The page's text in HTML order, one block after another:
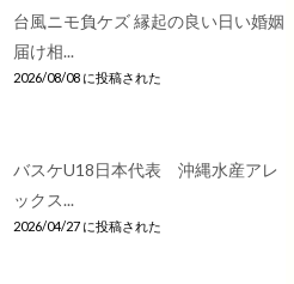
台風ニモ負ケズ 縁起の良い日い婚姻
届け相...
2026/08/08 に投稿された
バスケU18日本代表 沖縄水産アレ
ックス...
2026/04/27 に投稿された